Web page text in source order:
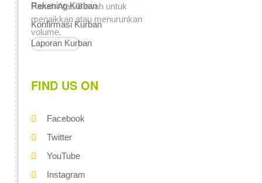
Panah Atas/Bawah untuk
menaikkan atau menurunkan
volume.
Rekening Kurban
Konfirmasi Kurban
Laporan Kurban
FIND US ON
Facebook
Twitter
YouTube
Instagram